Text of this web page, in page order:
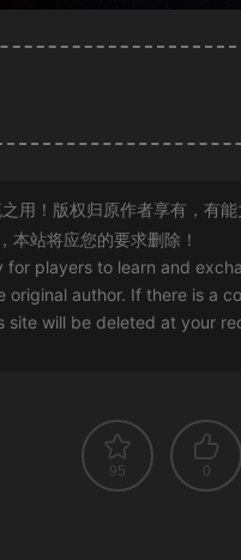
用！版权归原作者享有，有
，本站将应您的要求删除！
players to learn and
author. If there is a
site will be deleted at your
95 0